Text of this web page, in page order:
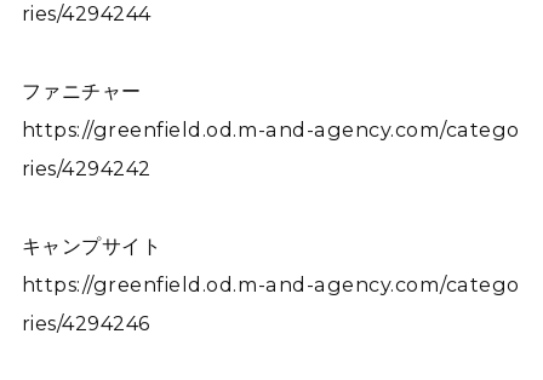
ries/4294244
ファニチャー
https://greenfield.od.m-and-agency.com/catego
ries/4294242
キャンプサイト
https://greenfield.od.m-and-agency.com/catego
ries/4294246